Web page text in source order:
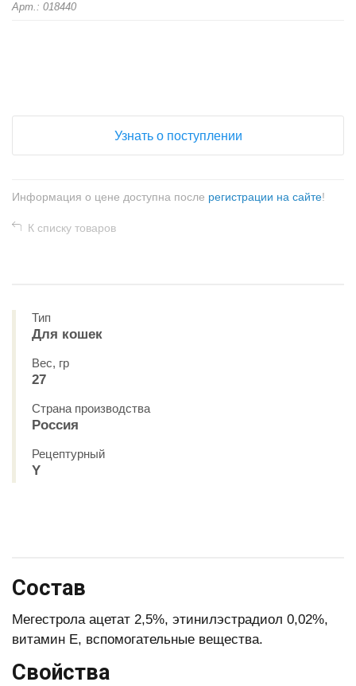
Арт.: 018440
Узнать о поступлении
Информация о цене доступна после регистрации на сайте!
К списку товаров
Тип
Для кошек
Вес, гр
27
Страна производства
Россия
Рецептурный
Y
Состав
Мегестрола ацетат 2,5%, этинилэстрадиол 0,02%,
витамин Е, вспомогательные вещества.
Свойства